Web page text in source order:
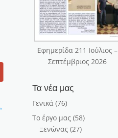
Εφημερίδα 211 Ιούλιος –
Σεπτέμβριος 2026
Τα νέα μας
Γενικά (76)
Το έργο μας (58)
Ξενώνας (27)